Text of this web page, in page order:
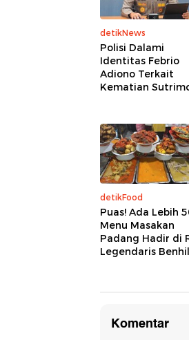
detikNews
Polisi Dalami
Identitas Febrio
Adiono Terkait
Kematian
detikFood
Puas! Ada Lebih
Menu Masakan
Padang Hadir di
Legendaris Benhil